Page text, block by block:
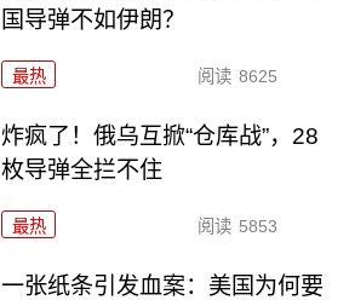
国导弹不如伊朗？
最热 阅读 8625
炸疯了！俄乌互掀“仓库战”，28
枚导弹全拦不住
最热 阅读 5853
一张纸条引发血案：美国为何要